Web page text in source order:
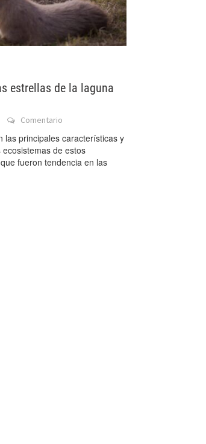
estrellas de la laguna
Comentario
las principales características y
de estos
fueron tendencia en las